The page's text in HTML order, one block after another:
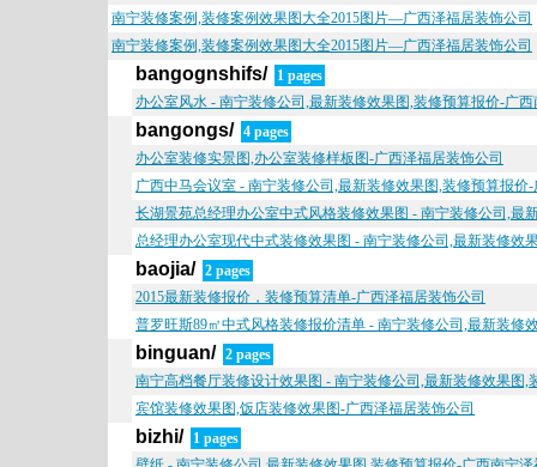
南宁装修案例,装修案例效果图大全2015图片—广西泽福居装饰公司
南宁装修案例,装修案例效果图大全2015图片—广西泽福居装饰公司
bangognshifs/ 1 pages
办公室风水 - 南宁装修公司,最新装修效果图,装修预算报价-广
bangongs/ 4 pages
办公室装修实景图,办公室装修样板图-广西泽福居装饰公司
广西中马会议室 - 南宁装修公司,最新装修效果图,装修预算报价
长湖景苑总经理办公室中式风格装修效果图 - 南宁装修公司,最
总经理办公室现代中式装修效果图 - 南宁装修公司,最新装修效
baojia/ 2 pages
2015最新装修报价，装修预算清单-广西泽福居装饰公司
普罗旺斯89㎡中式风格装修报价清单 - 南宁装修公司,最新装修
binguan/ 2 pages
南宁高档餐厅装修设计效果图 - 南宁装修公司,最新装修效果图
宾馆装修效果图,饭店装修效果图-广西泽福居装饰公司
bizhi/ 1 pages